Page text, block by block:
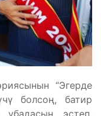
“Эгерде
болсоң, батир
убадасын эстеп,